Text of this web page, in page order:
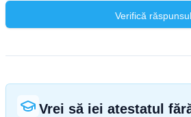
Verifică răspunsul
Vrei să iei atestatul